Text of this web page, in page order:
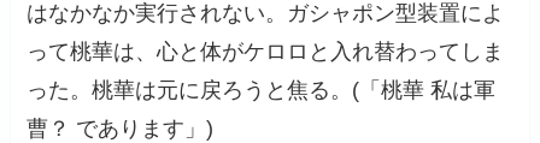
はなかなか実行されない。ガシャポン型装置によ
って桃華は、心と体がケロロと入れ替わってしま
った。桃華は元に戻ろうと焦る。(「桃華 私は軍
曹？ であります」)